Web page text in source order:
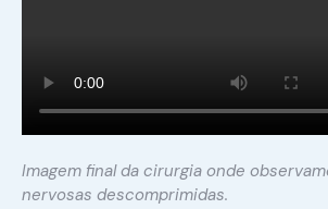
Imagem final da cirurgia onde
nervosas descomprimidas.